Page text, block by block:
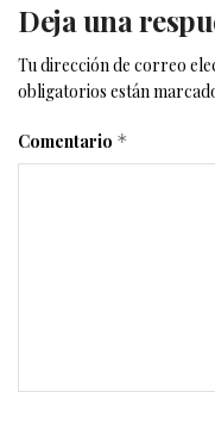
Deja una
Tu dirección de correo
obligatorios están
Comentario *